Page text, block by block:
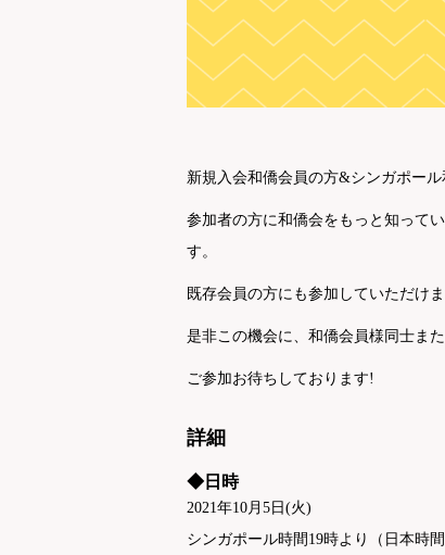
新規入会和僑会員の方&シンガポー
参加者の方に和僑会をもっと知って
す。
既存会員の方にも参加していただけ
是非この機会に、和僑会員様同士ま
ご参加お待ちしております!
詳細
◆日時
2021年10月5日(火)
シンガポール時間19時より（日本時間